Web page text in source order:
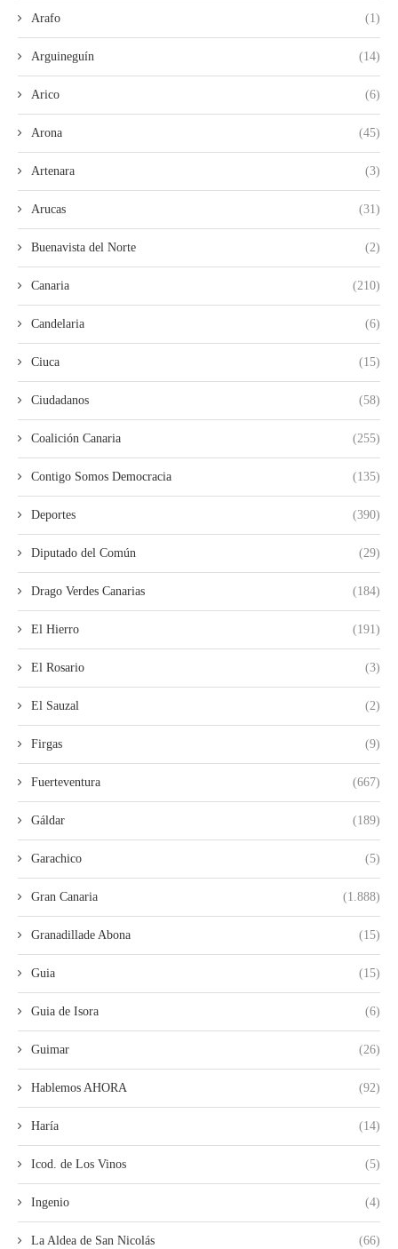
Arafo (1)
Arguineguín (14)
Arico (6)
Arona (45)
Artenara (3)
Arucas (31)
Buenavista del Norte (2)
Canaria (210)
Candelaria (6)
Ciuca (15)
Ciudadanos (58)
Coalición Canaria (255)
Contigo Somos Democracia (135)
Deportes (390)
Diputado del Común (29)
Drago Verdes Canarias (184)
El Hierro (191)
El Rosario (3)
El Sauzal (2)
Firgas (9)
Fuerteventura (667)
Gáldar (189)
Garachico (5)
Gran Canaria (1.888)
Granadillade Abona (15)
Guia (15)
Guia de Isora (6)
Guimar (26)
Hablemos AHORA (92)
Haría (14)
Icod. de Los Vinos (5)
Ingenio (4)
La Aldea de San Nicolás (66)